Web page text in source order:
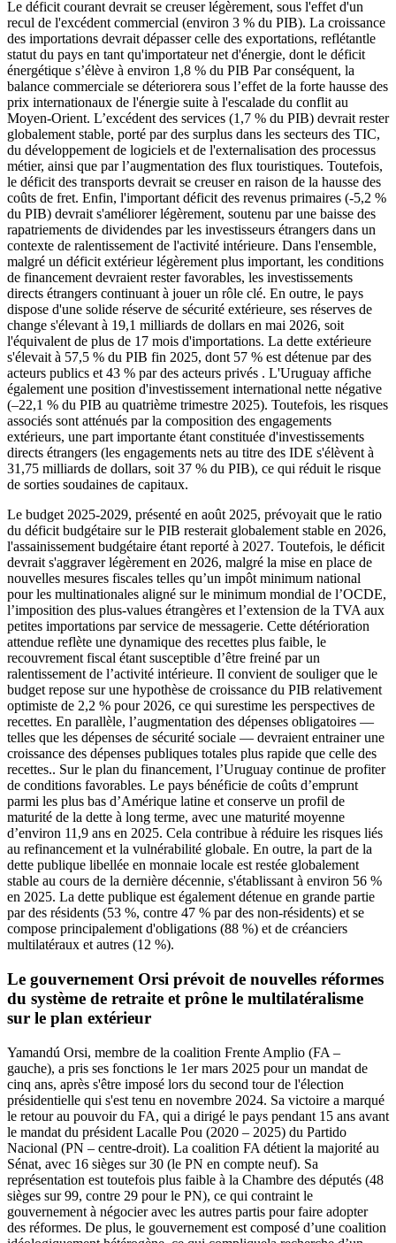
Le déficit courant devrait se creuser légèrement, sous l'effet d'un
recul de l'excédent commercial (environ 3 % du PIB). La croissance
des importations devrait dépasser celle des exportations, reflétantle
statut du pays en tant qu'importateur net d'énergie, dont le déficit
énergétique s’élève à environ 1,8 % du PIB Par conséquent, la
balance commerciale se déteriorera sous l’effet de la forte hausse des
prix internationaux de l'énergie suite à l'escalade du conflit au
Moyen-Orient. L’excédent des services (1,7 % du PIB) devrait rester
globalement stable, porté par des surplus dans les secteurs des TIC,
du développement de logiciels et de l'externalisation des processus
métier, ainsi que par l’augmentation des flux touristiques. Toutefois,
le déficit des transports devrait se creuser en raison de la hausse des
coûts de fret. Enfin, l'important déficit des revenus primaires (-5,2 %
du PIB) devrait s'améliorer légèrement, soutenu par une baisse des
rapatriements de dividendes par les investisseurs étrangers dans un
contexte de ralentissement de l'activité intérieure. Dans l'ensemble,
malgré un déficit extérieur légèrement plus important, les conditions
de financement devraient rester favorables, les investissements
directs étrangers continuant à jouer un rôle clé. En outre, le pays
dispose d'une solide réserve de sécurité extérieure, ses réserves de
change s'élevant à 19,1 milliards de dollars en mai 2026, soit
l'équivalent de plus de 17 mois d'importations. La dette extérieure
s'élevait à 57,5 % du PIB fin 2025, dont 57 % est détenue par des
acteurs publics et 43 % par des acteurs privés . L'Uruguay affiche
également une position d'investissement international nette négative
(–22,1 % du PIB au quatrième trimestre 2025). Toutefois, les risques
associés sont atténués par la composition des engagements
extérieurs, une part importante étant constituée d'investissements
directs étrangers (les engagements nets au titre des IDE s'élèvent à
31,75 milliards de dollars, soit 37 % du PIB), ce qui réduit le risque
de sorties soudaines de capitaux.
Le budget 2025-2029, présenté en août 2025, prévoyait que le ratio
du déficit budgétaire sur le PIB resterait globalement stable en 2026,
l'assainissement budgétaire étant reporté à 2027. Toutefois, le déficit
devrait s'aggraver légèrement en 2026, malgré la mise en place de
nouvelles mesures fiscales telles qu’un impôt minimum national
pour les multinationales aligné sur le minimum mondial de l’OCDE,
l’imposition des plus-values étrangères et l’extension de la TVA aux
petites importations par service de messagerie. Cette détérioration
attendue reflète une dynamique des recettes plus faible, le
recouvrement fiscal étant susceptible d’être freiné par un
ralentissement de l’activité intérieure. Il convient de souliger que le
budget repose sur une hypothèse de croissance du PIB relativement
optimiste de 2,2 % pour 2026, ce qui surestime les perspectives de
recettes. En parallèle, l’augmentation des dépenses obligatoires —
telles que les dépenses de sécurité sociale — devraient entrainer une
croissance des dépenses publiques totales plus rapide que celle des
recettes.. Sur le plan du financement, l’Uruguay continue de profiter
de conditions favorables. Le pays bénéficie de coûts d’emprunt
parmi les plus bas d’Amérique latine et conserve un profil de
maturité de la dette à long terme, avec une maturité moyenne
d’environ 11,9 ans en 2025. Cela contribue à réduire les risques liés
au refinancement et la vulnérabilité globale. En outre, la part de la
dette publique libellée en monnaie locale est restée globalement
stable au cours de la dernière décennie, s'établissant à environ 56 %
en 2025. La dette publique est également détenue en grande partie
par des résidents (53 %, contre 47 % par des non-résidents) et se
compose principalement d'obligations (88 %) et de créanciers
multilatéraux et autres (12 %).
Le gouvernement Orsi prévoit de nouvelles réformes
du système de retraite et prône le multilatéralisme
sur le plan extérieur
Yamandú Orsi, membre de la coalition Frente Amplio (FA –
gauche), a pris ses fonctions le 1er mars 2025 pour un mandat de
cinq ans, après s'être imposé lors du second tour de l'élection
présidentielle qui s'est tenu en novembre 2024. Sa victoire a marqué
le retour au pouvoir du FA, qui a dirigé le pays pendant 15 ans avant
le mandat du président Lacalle Pou (2020 – 2025) du Partido
Nacional (PN – centre-droit). La coalition FA détient la majorité au
Sénat, avec 16 sièges sur 30 (le PN en compte neuf). Sa
représentation est toutefois plus faible à la Chambre des députés (48
sièges sur 99, contre 29 pour le PN), ce qui contraint le
gouvernement à négocier avec les autres partis pour faire adopter
des réformes. De plus, le gouvernement est composé d’une coalition